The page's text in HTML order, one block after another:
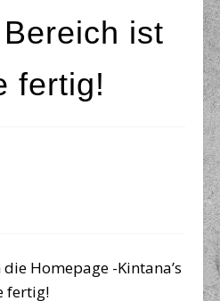
Bereich ist
fertig!
Homepage -Kintana’s
fertig!